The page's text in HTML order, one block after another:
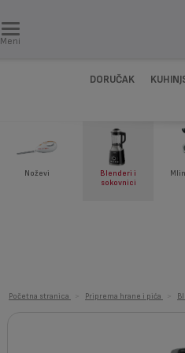
Meni
DORUČAK
Noževi
Blenderi i
sokovnici
Početna stranica Priprema hrane i pića